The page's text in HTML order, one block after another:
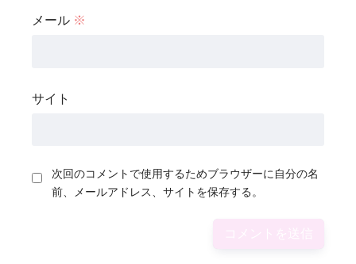
メール ※
サイト
次回のコメントで使用するためブラウザーに自分の名
前、メールアドレス、サイトを保存する。